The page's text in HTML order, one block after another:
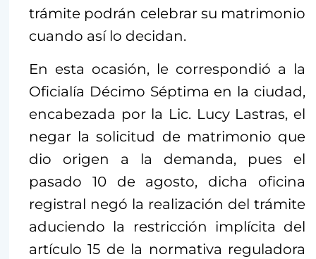
trámite podrán celebrar su matrimonio
cuando así lo decidan.
En esta ocasión, le correspondió a la
Oficialía Décimo Séptima en la ciudad,
encabezada por la Lic. Lucy Lastras, el
negar la solicitud de matrimonio que
dio origen a la demanda, pues el
pasado 10 de agosto, dicha oficina
registral negó la realización del trámite
aduciendo la restricción implícita del
artículo 15 de la normativa reguladora